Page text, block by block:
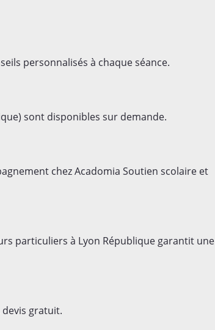
personnalisés à chaque séance.
sont disponibles sur demande.
chez Acadomia Soutien scolaire et
particuliers à Lyon République garantit une
gratuit.